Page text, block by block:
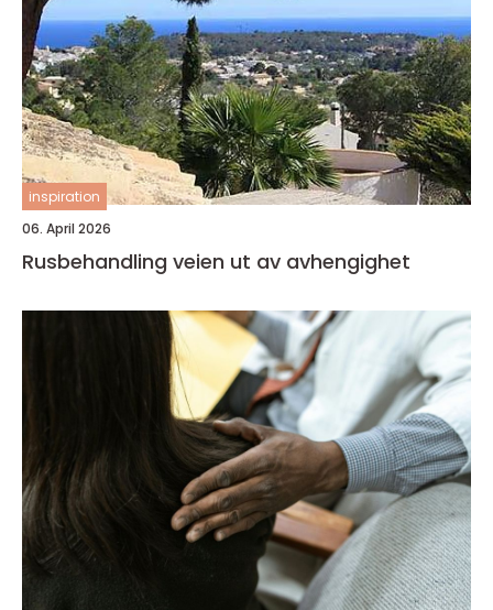
inspiration
06. April 2026
Rusbehandling veien ut av avhengighet